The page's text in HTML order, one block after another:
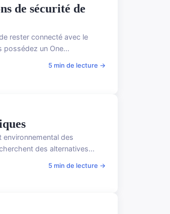
de sécurité de
rester connecté avec le
possédez un One...
5 min de lecture →
des
des alternatives...
5 min de lecture →